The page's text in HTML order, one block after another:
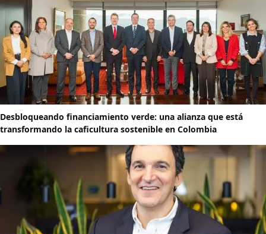
Desbloqueando financiamiento verde: una alianza que está
transformando la caficultura sostenible en Colombia